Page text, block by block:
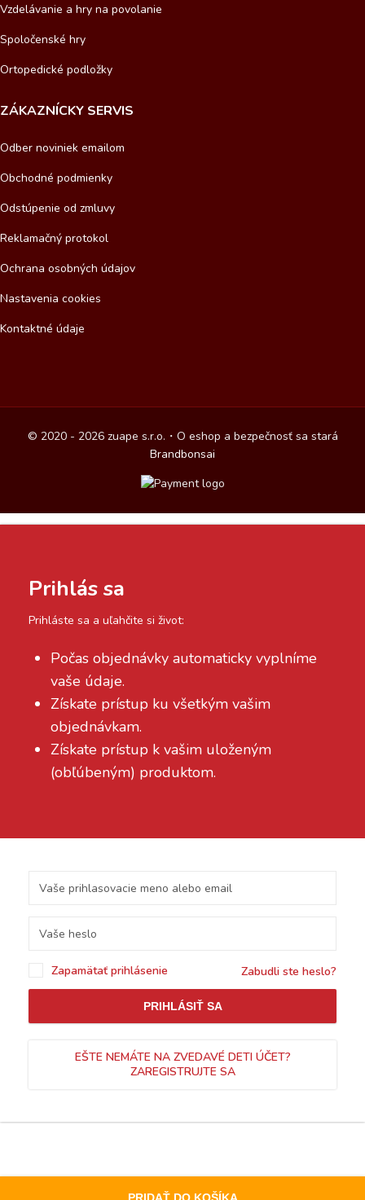
Vzdelávanie a hry na povolanie
Spoločenské hry
Ortopedické podložky
ZÁKAZNÍCKY SERVIS
Odber noviniek emailom
Obchodné podmienky
Odstúpenie od zmluvy
Reklamačný protokol
Ochrana osobných údajov
Nastavenia cookies
Kontaktné údaje
© 2020 - 2026 zuape s.r.o.・O eshop a bezpečnosť sa stará
Brandbonsai
Prihlás sa
Prihláste sa a uľahčite si život:
Počas objednávky automaticky vyplníme
vaše údaje.
Získate prístup ku všetkým vašim
objednávkam.
Získate prístup k vašim uloženým
(obľúbeným) produktom.
Zapamätať prihlásenie Zabudli ste heslo?
PRIHLÁSIŤ SA
EŠTE NEMÁTE NA ZVEDAVÉ DETI ÚČET?
ZAREGISTRUJTE SA